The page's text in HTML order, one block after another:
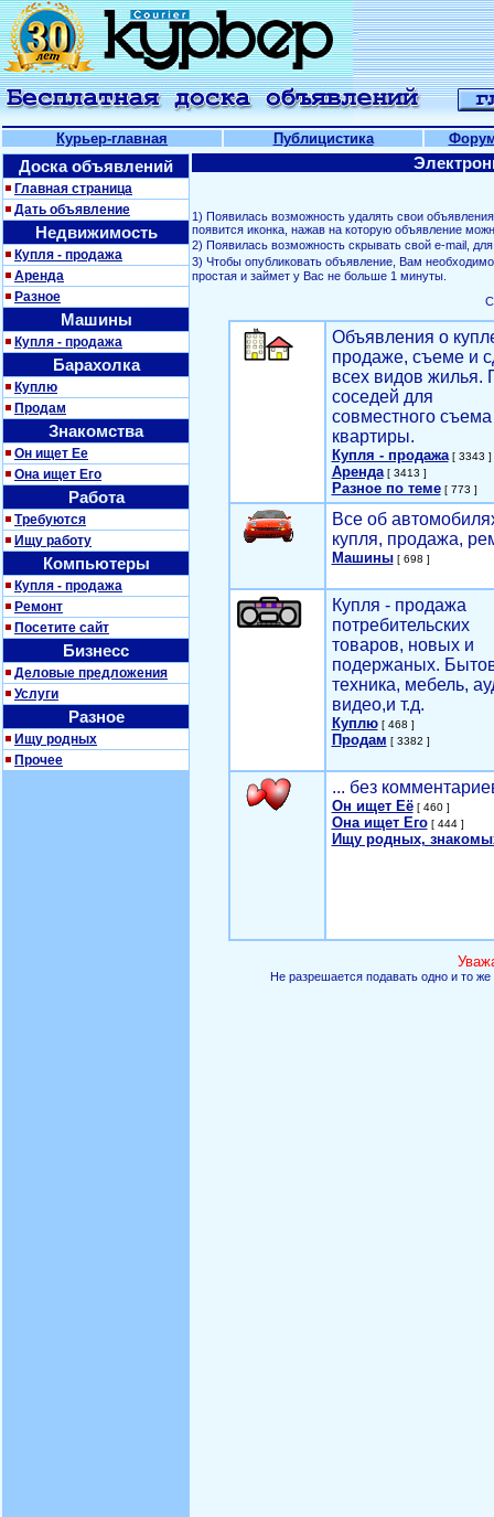
Курьер-главная Публицистика
Доска объявлений
Главная страница
Дать объявление
Недвижимость
Купля - продажа
Аренда
Разное
Машины
Купля - продажа
Барахолка
Куплю
Продам
Знакомства
Он ищет Ее
Она ищет Его
Работа
Требуются
Ищу работу
Компьютеры
Купля - продажа
Ремонт
Посетите сайт
Бизнесс
Деловые предложения
Услуги
Разное
Ищу родных
Прочее
1) Появилась возможность удалять свои
появится иконка, нажав на которую объявление
2) Появилась возможность скрывать свой е-mail,
3) Чтобы опубликовать объявление, Вам
простая и займет у Вас не больше 1 минуты.
Объявления о
продаже, съеме и
всех видов жилья.
соседей для
совместного съема
квартиры.
Купля - продажа[ 3343 ]
Аренда[ 3413 ]
Разное по теме[ 773 ]
Все об
купля, продажа,
Машины[ 698 ]
Купля - продажа
потребительских
товаров, новых и
подержаных.
техника, мебель,
видео,и т.д.
Куплю[ 468 ]
Продам [ 3382 ]
... без
Он ищет Её[ 460 ]
Она ищет Его[ 444 ]
Ищу родных,
Не разрешается подавать одно и то